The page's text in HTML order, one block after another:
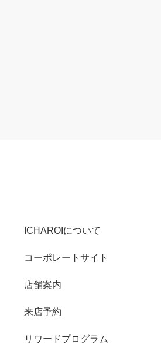
ICHAROIについて
コーポレートサイト
店舗案内
来店予約
リワードプログラム